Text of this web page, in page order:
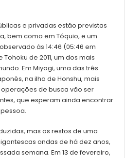
e privadas estão previstas
bem como em Tóquio, e um
às 14:46 (05:46 em
de 2011, um dos mais
Em Miyagi, uma das três
na ilha de Honshu, mais
de busca vão ser
que esperam ainda encontrar
mas os restos de uma
ondas de há dez anos,
semana. Em 13 de fevereiro,